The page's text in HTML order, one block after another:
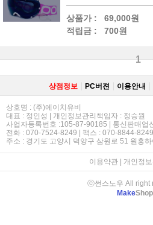
상품가 :
69,000원
적립금 :
700원
1
상점정보 PC버젼 이용안내
상호명 : (주)에이치유비
대표 : 정인성 | 개인정보관리책임자 : 정승원
사업자등록번호 :105-87-90185 | 통신판매업
전화 : 070-7524-8249 | 팩스 : 070-8844-8249
주소 : 경기도 고양시 덕양구 삼원로 51 원흥
이용약관| 개인정
ⓒ썬스노우 All right
MakeShop